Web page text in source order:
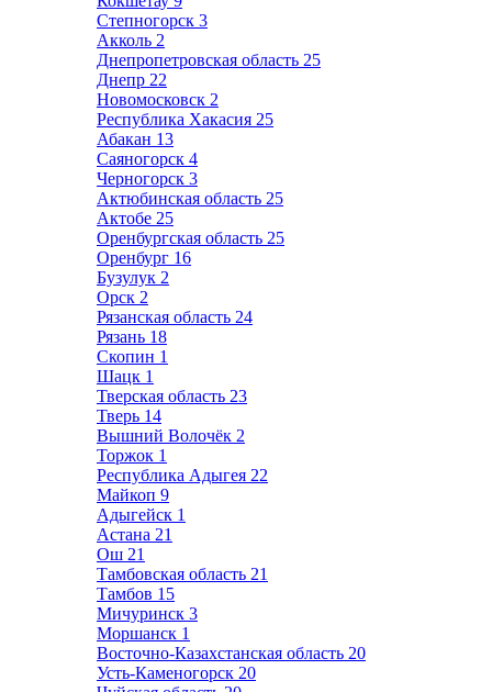
Степногорск 3
Акколь 2
Днепропетровская область 25
Днепр 22
Новомосковск 2
Республика Хакасия 25
Абакан 13
Саяногорск 4
Черногорск 3
Актюбинская область 25
Актобе 25
Оренбургская область 25
Оренбург 16
Бузулук 2
Орск 2
Рязанская область 24
Рязань 18
Скопин 1
Шацк 1
Тверская область 23
Тверь 14
Вышний Волочёк 2
Торжок 1
Республика Адыгея 22
Майкоп 9
Адыгейск 1
Астана 21
Ош 21
Тамбовская область 21
Тамбов 15
Мичуринск 3
Моршанск 1
Восточно-Казахстанская область 20
Усть-Каменогорск 20